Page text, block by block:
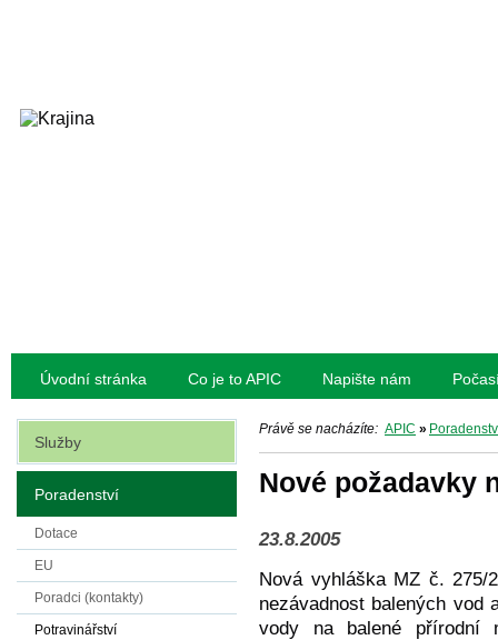
Úvodní stránka Co je to APIC Napište nám
Právě se nacházíte: APIC »
Nové požadavky
23.8.2005
Nová vyhláška MZ č. 275/
nezávadnost balených vod
vody na balené přírodní
Služby
Poradenství
Dotace
EU
Poradci (kontakty)
Potravinářství